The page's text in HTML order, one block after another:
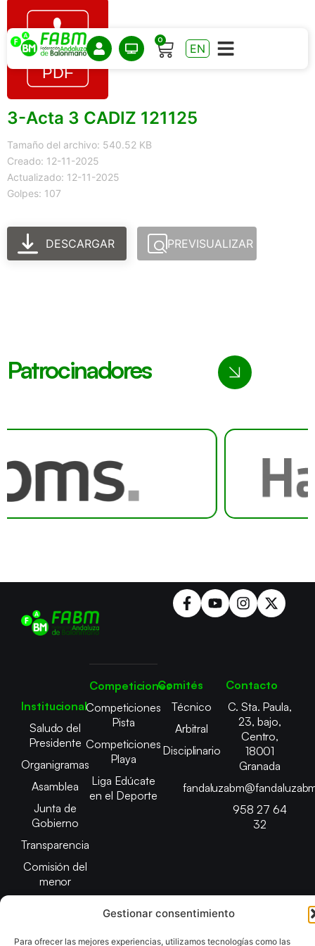
Gestionar consentimiento
Para ofrecer las mejores experiencias, utilizamos tecnologías como las
0
EN
3-Acta 3 CADIZ 121125
Tamaño del archivo: 540.52 KB
Creado: 12-11-2025
Actualizado: 12-11-2025
Golpes: 107
DESCARGAR PREVISUALIZAR
Patrocinadores
Institucional
Saludo del
Presidente
Organigramas
Asamblea
Junta de
Gobierno
Transparencia
Comisión del
menor
Competiciones
Competiciones
Pista
Competiciones
Playa
Liga Edúcate
en el Deporte
Comités
Técnico
Arbitral
Disciplinario
Contacto
C. Sta. Paula,
23, bajo,
Centro,
18001
Granada
958 27 64
32